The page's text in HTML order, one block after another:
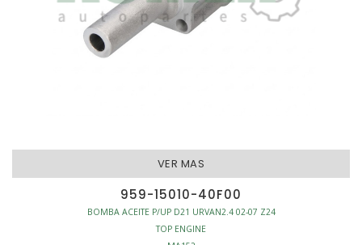
VER MAS
959-15010-40F00
BOMBA ACEITE P/UP D21 URVAN2.4 02-07 Z24
TOP ENGINE